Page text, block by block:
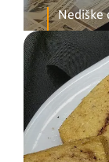
Nediške